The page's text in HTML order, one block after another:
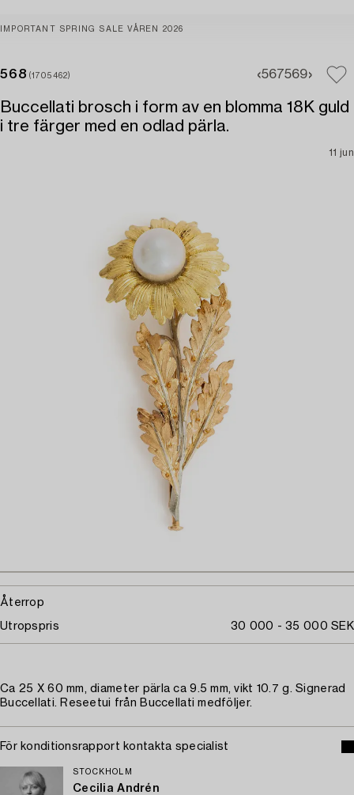
IMPORTANT SPRING SALE VÅREN 2026
568 (1705462) 567569
Buccellati brosch i form av en blomma 18K guld
i tre färger med en odlad pärla.
11 jun
Återrop
Utropspris 30 000 - 35 000 SEK
Ca 25 X 60 mm, diameter pärla ca 9.5 mm, vikt 10.7 g. Signerad
Buccellati. Reseetui från Buccellati medföljer.
För konditionsrapport kontakta specialist
STOCKHOLM
Cecilia Andrén